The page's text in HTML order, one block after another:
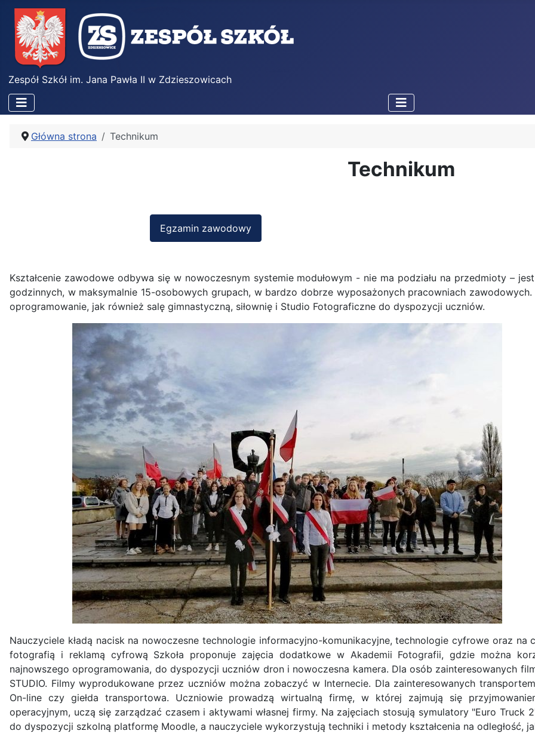
Zespół Szkół im. Jana Pawła II w Zdzieszowicach
Główna strona Technikum
Technikum
Egzamin zawodowy
Kształcenie zawodowe odbywa się w nowoczesnym systemie modułowym - nie ma podziału na przedmioty –
godzinnych, w maksymalnie 15-osobowych grupach, w bardzo dobrze wyposażonych pracowniach
oprogramowanie, jak również salę gimnastyczną, siłownię i Studio Fotograficzne do dyspozycji uczniów.
Nauczyciele kładą nacisk na nowoczesne technologie informacyjno-komunikacyjne, technologie cyfrowe oraz
fotografią i reklamą cyfrową Szkoła proponuje zajęcia dodatkowe w Akademii Fotografii, gdzie można
najnowszego oprogramowania, do dyspozycji uczniów dron i nowoczesna kamera. Dla osób zainteresowanych
STUDIO. Filmy wyprodukowane przez uczniów można zobaczyć w Internecie. Dla zainteresowanych
On-line czy giełda transportowa. Uczniowie prowadzą wirtualną firmę, w której zajmują się
operacyjnym, uczą się zarządzać czasem i aktywami własnej firmy. Na zajęciach stosują symulatory "Euro Truck
do dyspozycji szkolną platformę Moodle, a nauczyciele wykorzystują techniki i metody kształcenia na odległość,